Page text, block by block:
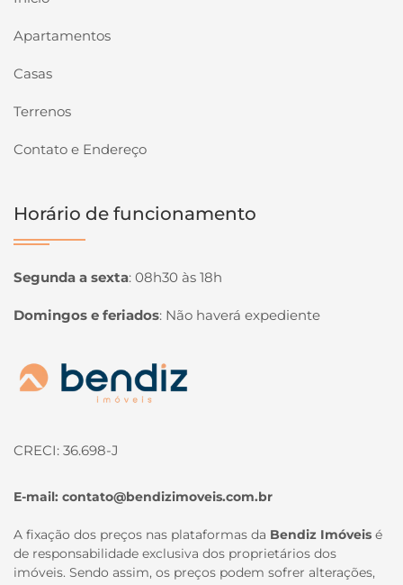
Apartamentos
Casas
Terrenos
Contato e Endereço
Horário de funcionamento
Segunda a sexta: 08h30 às 18h
Domingos e feriados: Não haverá expediente
Página inicial
CRECI: 36.698-J
E-mail: contato@bendizimoveis.com.br
A fixação dos preços nas plataformas da Bendiz Imóveis é
de responsabilidade exclusiva dos proprietários dos
imóveis. Sendo assim, os preços podem sofrer alterações,